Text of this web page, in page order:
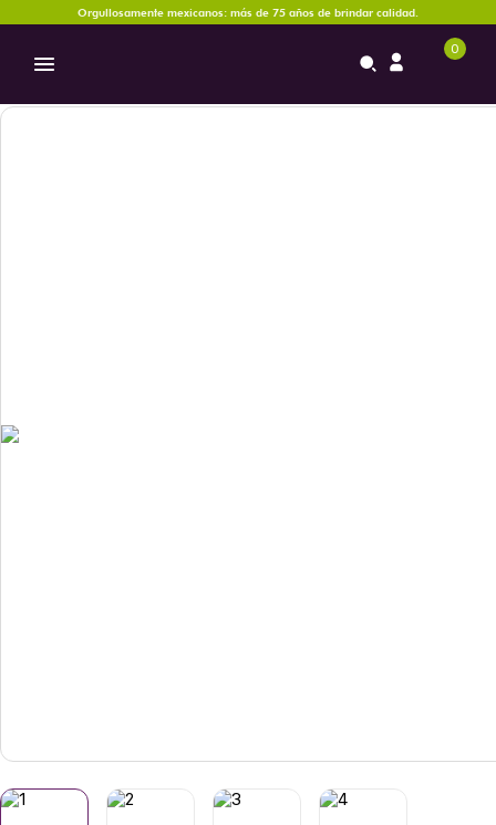
Orgullosamente mexicanos: más de 75 años de brindar calidad.
0